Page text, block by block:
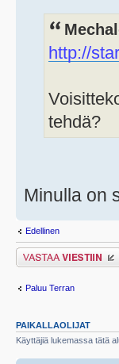
http://
tehdä?
Minulla on
Edellinen
Lähetä vastaus
Paluu Terran
PAIKALLAOLIJAT
Käyttäjiä lukemassa tätä